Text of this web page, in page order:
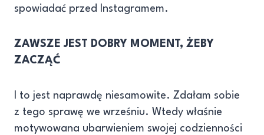
spowiadać przed Instagramem.
ZAWSZE JEST DOBRY MOMENT, ŻEBY
ZACZĄĆ
I to jest naprawdę niesamowite. Zdałam sobie
z tego sprawę we wrześniu. Wtedy właśnie
motywowana ubarwieniem swojej codzienności